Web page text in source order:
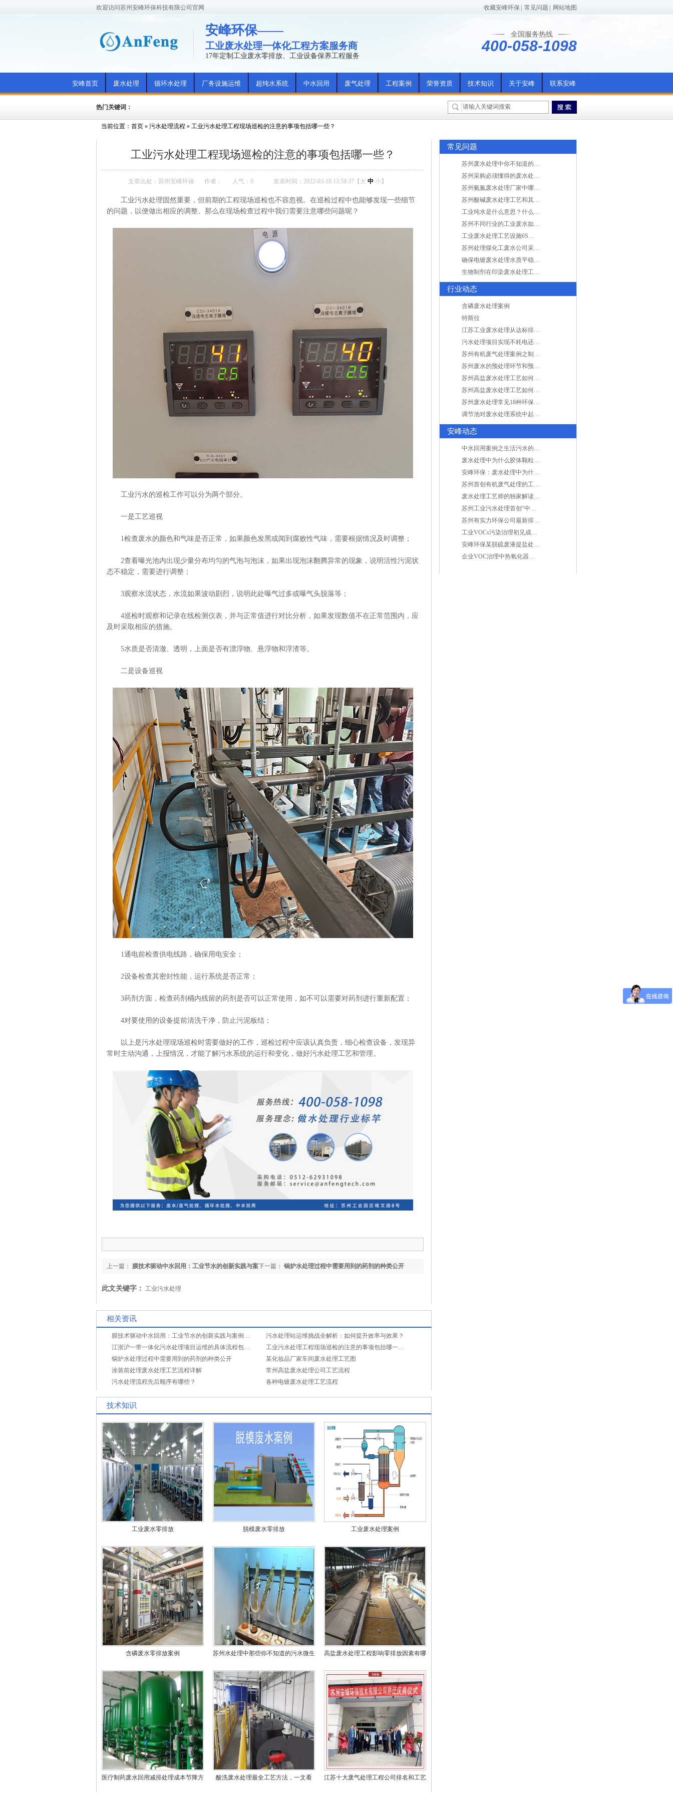
欢迎访问苏州安峰环保科技有限公司官网 收藏安峰环保 常见问题 网站地图
安峰环保——
工业废水处理一体化工程方案服务商
17年定制工业废水零排放、工业设备保养工程服务
全国服务热线
400-058-1098
安峰首页 废水处理 循环水处理 厂务设施运维 超纯水系统 中水回用 废气处理 工程案例 荣誉资质 技术知识 关于安峰 联系安峰
热门关键词：
当前位置： 首页 » 污水处理流程 » 工业污水处理工程现场巡检的注意的事项包括哪一些？
工业污水处理工程现场巡检的注意的事项包括哪一些？
文章出处：苏州安峰环保 作者： 人气： 0 发表时间：2022-03-18 13:58:37【 大 中 小】
工业污水处理固然重要，但前期的工程现场巡检也不容忽视。在巡检过程中也能够发现一些细节
的问题，以便做出相应的调整。那么在现场检查过程中我们需要注意哪些问题呢？
工业污水的巡检工作可以分为两个部分。
一是工艺巡视
1检查废水的颜色和气味是否正常，如果颜色发黑或闻到腐败性气味，需要根据情况及时调整；
2查看曝光池内出现少量分布均匀的气泡与泡沫，如果出现泡沫翻腾异常的现象，说明活性污泥状
态不稳定，需要进行调整；
3观察水流状态，水流如果波动剧烈，说明此处曝气过多或曝气头脱落等；
4巡检时观察和记录在线检测仪表，并与正常值进行对比分析，如果发现数值不在正常范围内，应
及时采取相应的措施。
5水质是否清澈、透明，上面是否有漂浮物、悬浮物和浮渣等。
二是设备巡视
1通电前检查供电线路，确保用电安全；
2设备检查其密封性能，运行系统是否正常；
3药剂方面，检查药剂桶内残留的药剂是否可以正常使用，如不可以需要对药剂进行重新配置；
4对要使用的设备提前清洗干净，防止污泥板结；
以上是污水处理现场巡检时需要做好的工作，巡检过程中应该认真负责，细心检查设备，发现异
常时主动沟通，上报情况，才能了解污水系统的运行和变化，做好污水处理工艺和管理。
下一篇： 锅炉水处理过程中需要用到的药剂的种类公开
上一篇： 膜技术驱动中水回用：工业节水的创新实践与案
此文关键字： 工业污水处理
相关资讯
膜技术驱动中水回用：工业节水的创新实践与案例分享
污水处理站运维挑战全解析：如何提升效率与效果？
江浙沪一带一体化污水处理项目运维的具体流程包括哪些内容？
工业污水处理工程现场巡检的注意的事项包括哪一些？
锅炉水处理过程中需要用到的药剂的种类公开
某化妆品厂家车间废水处理工艺图
涂装前处理废水处理工艺流程详解
常州高盐废水处理公司工艺流程
污水处理流程先后顺序有哪些？
各种电镀废水处理工艺流程
技术知识
工业废水零排放 脱模废水零排放 工业废水处理案例
含磷废水零排放案例
苏州水处理中那些你不知道的污水微生
高盐废水处理工程影响零排放因素有哪
医疗制药废水回用减排处理成本节降方
酸洗废水处理最全工艺方法，一文看
江苏十大废气处理工程公司排名和工艺
常见问题
苏州废水处理中你不知道的工艺全在这里
苏州采购必须懂得的废水处理问题，值得收藏！
苏州氨氮废水处理厂家中哪家最专业？
苏州酸碱废水处理工艺和其他废水处理的区别
工业纯水是什么意思？什么是纯水处理？
苏州不同行业的工业废水如何处理的？
工业废水处理工艺设施6S现场管理
苏州处理煤化工废水公司采用哪些工艺方法?
确保电镀废水处理水质平稳因素有哪些？
生物制剂在印染废水处理工艺技术中效果如何？
行业动态
含磷废水处理案例
特斯拉
江苏工业废水处理从达标排放到零排放
污水处理项目实现不耗电还省电的技术革新
苏州有机废气处理案例之制药类企业处理工艺
苏州废水的预处理环节和预计达到目的
苏州高盐废水处理工艺如何实现行业升级
苏州高盐废水处理工艺如何实现行业升级
苏州废水处理常见18种环保术语，秒懂！
调节池对废水处理系统中起到怎样的作用？
安峰动态
中水回用案例之生活污水的二次处理利用
废水处理中为什么胶体颗粒不易自然沉降?
安峰环保：废水处理中为什么胶体颗粒不易自然沉降?
苏州首创有机废气处理的工艺测试
废水处理工艺师的独家解读废水处理知识
苏州工业污水处理首创“中水”回用经济
苏州有实力环保公司最新排名/知名环保公司有哪些?
工业VOCs污染治理初见成效：地球比20年前更绿
安峰环保某脱硫废液提盐处理项目验收成功
企业VOC治理中热氧化器如何安全运行？